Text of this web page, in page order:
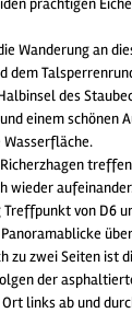
Wanderung an
dem
des
einem schönen
Wasserfläche.
wieder
von D6
zu zwei Seiten ist
der
links ab und